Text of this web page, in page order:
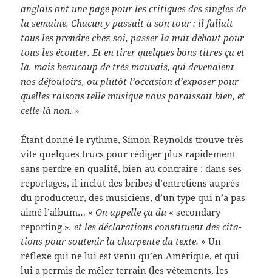
anglais ont une page pour les cri­tiques des sin­gles de
la semaine. Cha­cun y pas­sait à son tour : il fal­lait
tous les pren­dre chez soi, passer la nuit debout pour
tous les écouter. Et en tirer quelques bons titres ça et
là, mais beau­coup de très mau­vais, qui deve­naient
nos défouloirs, ou plutôt l’occasion d’exposer pour
quelles raisons telle musique nous parais­sait bien, et
celle-​là non. »
Étant donné le rythme, Simon Reynolds trouve très
vite quelques trucs pour rédi­ger plus rapi­de­ment
sans per­dre en qual­ité, bien au con­traire : dans ses
reportages, il inclut des bribes d’entretiens auprès
du pro­duc­teur, des musi­ciens, d’un type qui n’a pas
aimé l’album… «On appelle ça du « sec­ondary
report­ing », et les déc­la­ra­tions con­stituent des cita­
tions pour soutenir la char­p­ente du texte. » Un
réflexe qui ne lui est venu qu’en Amérique, et qui
lui a per­mis de mêler ter­rain (les vête­ments, les